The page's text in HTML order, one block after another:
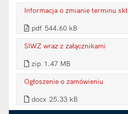
Informacja o zmianie terminu
pdf 544.60 kB
SIWZ wraz z załącznikami
zip 1.47 MB
Ogłoszenie o zamówieniu
docx 25.33 kB